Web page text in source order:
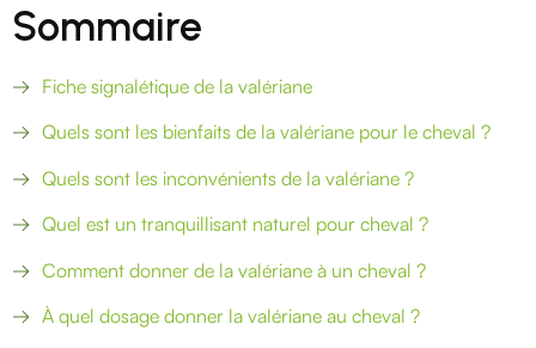
Sommaire
Fiche signalétique de la valériane
Quels sont les bienfaits de la valériane pour le cheval ?
Quels sont les inconvénients de la valériane ?
Quel est un tranquillisant naturel pour cheval ?
Comment donner de la valériane à un cheval ?
À quel dosage donner la valériane au cheval ?